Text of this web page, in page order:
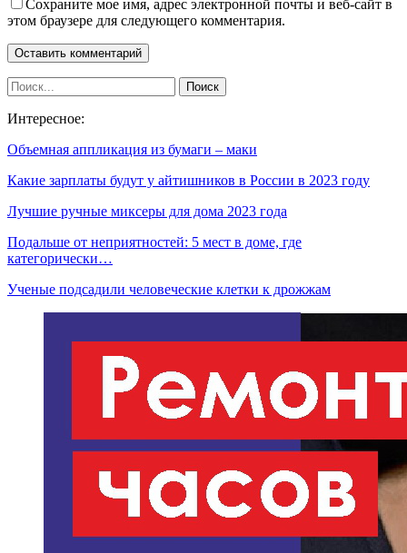
Сохраните мое имя, адрес электронной почты и веб-сайт в
этом браузере для следующего комментария.
Интересное:
Объемная аппликация из бумаги – маки
Какие зарплаты будут у айтишников в России в 2023 году
Лучшие ручные миксеры для дома 2023 года
Подальше от неприятностей: 5 мест в доме, где
категорически…
Ученые подсадили человеческие клетки к дрожжам